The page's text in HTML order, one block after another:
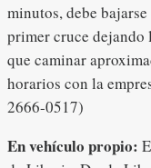
minutos, debe
primer cruce dejando
que caminar
horarios con la
2666-0517)
En vehículo propio: